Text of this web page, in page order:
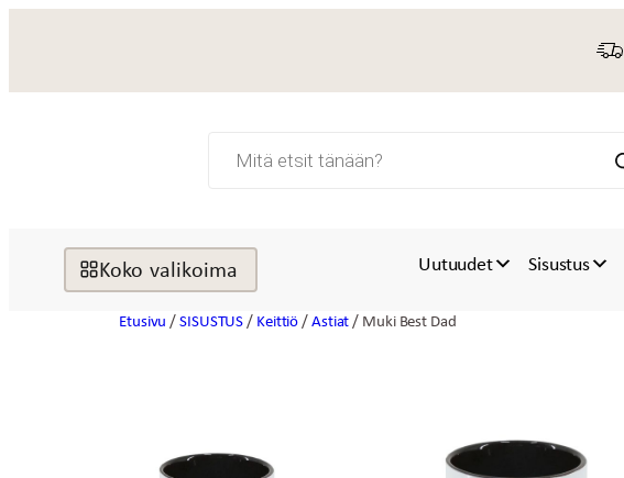
search
Koko valikoima Uutuudet Sisustus
Etusivu /SISUSTUS/ Keittiö/Astiat/ Muki Best Dad